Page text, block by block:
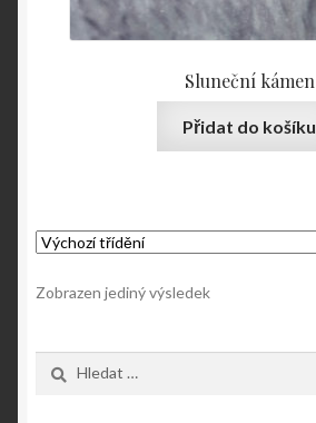
Sluneční kámen
Přidat do košíku
Zobrazen jediný výsledek